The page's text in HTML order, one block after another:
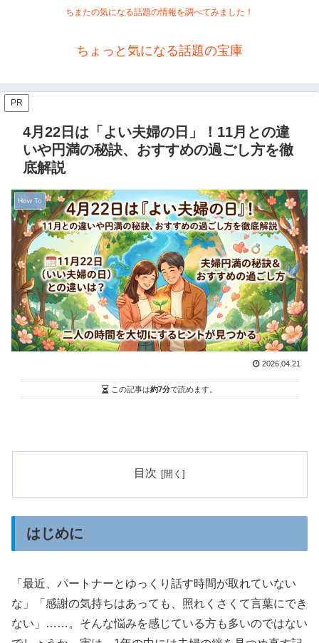
ちまたの気になる話題の情報を調べてみました！
ちょっと気になる話題の宝庫
PR
4月22日は「よい夫婦の日」！11月との違
いや円満の秘訣、おすすめの過ごし方を徹
底解説
How To
2026.04.21
この記事は約7分で読めます。
目次
はじめに
「最近、パートナーとゆっくり話す時間が取れていない
な」「感謝の気持ちはあっても、照れくさくて言葉にでき
ない」……。そんな悩みを感じている方も多いのではない